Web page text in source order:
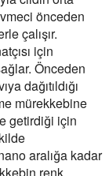
önceden
çalışır.
için
Önceden
dağıtıldığı
mürekkebine
getirdiği için
aralığa kadar